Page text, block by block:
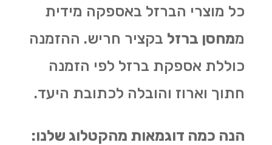
כל מוצרי הברזל באספקה מידית
ממחסן ברזל בקציר חריש. ההזמנה
כוללת אספקת ברזל לפי הזמנה
חתוך וארוז והובלה לכתובת היעד.
הנה כמה דוגמאות מהקטלוג שלנו: